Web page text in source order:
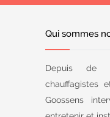
Qui sommes
Depuis de
chauffagistes
Goossens